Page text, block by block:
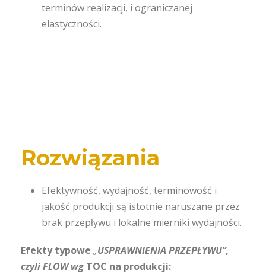
terminów realizacji, i ograniczanej
elastyczności.
Rozwiązania
Efektywność, wydajność, terminowość i
jakość produkcji są istotnie naruszane przez
brak przepływu i lokalne mierniki wydajności.
Efekty typowe „USPRAWNIENIA PRZEPŁYWU”,
czyli FLOW wg TOC na produkcji: